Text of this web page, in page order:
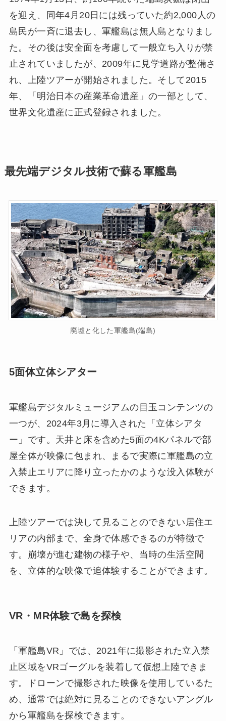
を迎え、同年4月20日には残っていた約2,000人の
島民が一斉に退去し、軍艦島は無人島となりまし
た。その後は安全面を考慮して一般立ち入りが禁
止されていましたが、2009年に見学道路が整備さ
れ、上陸ツアーが開始されました。そして2015
年、「明治日本の産業革命遺産」の一部として、
世界文化遺産に正式登録されました。
最先端デジタル技術で蘇る軍艦島
廃墟と化した軍艦島(端島)
5面体立体シアター
軍艦島デジタルミュージアムの目玉コンテンツの
一つが、2024年3月に導入された「立体シアタ
ー」です。天井と床を含めた5面の4Kパネルで部
屋全体が映像に包まれ、まるで実際に軍艦島の立
入禁止エリアに降り立ったかのような没入体験が
できます。
上陸ツアーでは決して見ることのできない居住エ
リアの内部まで、全身で体感できるのが特徴で
す。崩壊が進む建物の様子や、当時の生活空間
を、立体的な映像で追体験することができます。
VR・MR体験で島を探検
「軍艦島VR」では、2021年に撮影された立入禁
止区域をVRゴーグルを装着して仮想上陸できま
す。ドローンで撮影された映像を使用しているた
め、通常では絶対に見ることのできないアングル
から軍艦島を探検できます。